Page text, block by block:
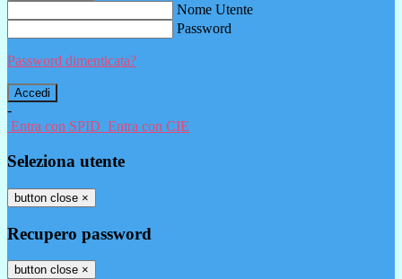
Nome Utente
Password
Password dimenticata?
-
Entra con SPID Entra con CIE
Seleziona utente
button close ×
Recupero password
button close ×